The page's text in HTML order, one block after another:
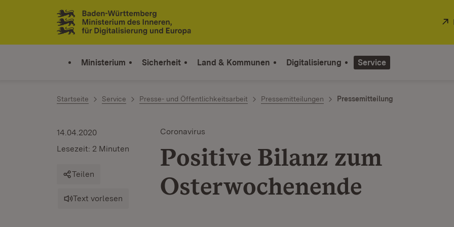
Zum Inhalt springen
Link zur Startseite
Ministerium Sicherheit Land & Kommunen Digitalisierung Service
Startseite Service Presse- und Öffentlichkeitsarbeit Pressemitteilungen Pressemitteilung
Coronavirus
Positive Bilanz zum
Osterwochenende
14.04.2020
Lesezeit: 2 Minuten
Teilen
Text vorlesen